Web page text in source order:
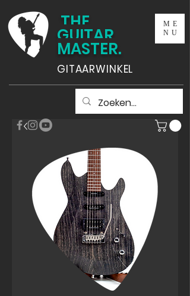
THE
GUITAR
MASTER.
GITAARWINKEL
ME
NU